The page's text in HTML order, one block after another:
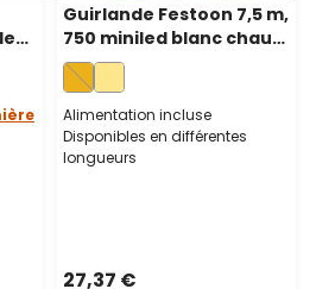
Guirlande Festoon 7,5 m,
750 miniled blanc chaud
traditionnel, câble
transparent
Alimentation incluse
Disponibles en différentes
longueurs
27,37 €